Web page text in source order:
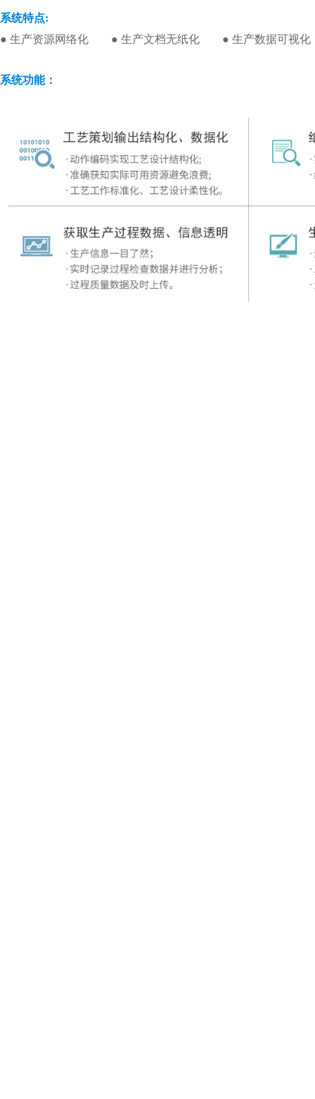
系统特点:
● 生产资源网络化 ● 生产文档无纸化 ● 生产数据可视化
系统功能：